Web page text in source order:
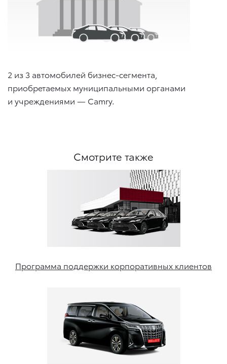
2 из 3 автомобилей бизнес-сегмента,
приобретаемых муниципальными органами
и учреждениями — Camry.
Смотрите также
Программа поддержки корпоративных клиентов